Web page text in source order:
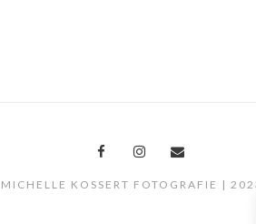
MICHELLE KOSSERT FOTOGRAFIE |